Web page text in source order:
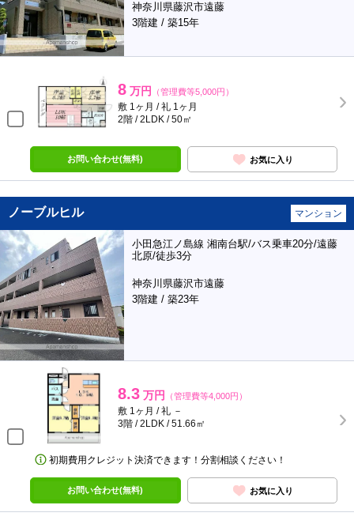
神奈川県藤沢市遠藤
3階建 / 築15年
8 万円 （管理費等5,000円）
敷 1ヶ月 / 礼 1ヶ月
2階 / 2LDK / 50㎡
お問い合わせ(無料) お気に入り
ノーブルヒル マンション
小田急江ノ島線 湘南台駅/バス乗車20分/遠藤
北原/徒歩3分
神奈川県藤沢市遠藤
3階建 / 築23年
8.3 万円 （管理費等4,000円）
敷 1ヶ月 / 礼 －
3階 / 2LDK / 51.66㎡
初期費用クレジット決済できます！分割相談ください！
お問い合わせ(無料) お気に入り